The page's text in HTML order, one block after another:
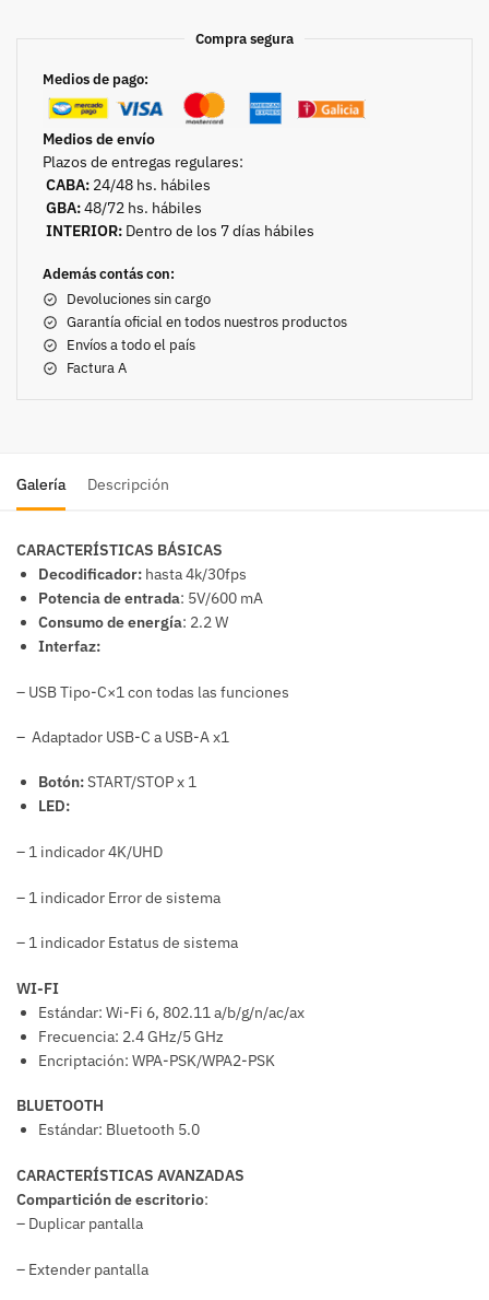
Compra segura
Medios de pago:
Medios de envío
Plazos de entregas regulares:
CABA: 24/48 hs. hábiles
GBA:48/72 hs. hábiles
INTERIOR:Dentro de los 7 días hábiles
Además contás con:
Devoluciones sin cargo
Garantía oficial en todos nuestros productos
Envíos a todo el país
Factura A
Galería Descripción
CARACTERÍSTICAS BÁSICAS
Decodificador: hasta 4k/30fps
Potencia de entrada: 5V/600 mA
Consumo de energía: 2.2 W
Interfaz:
– USB Tipo-C×1 con todas las funciones
– Adaptador USB-C a USB-A x1
Botón:START/STOP x 1
LED:
– 1 indicador 4K/UHD
– 1 indicador Error de sistema
– 1 indicador Estatus de sistema
WI-FI
Estándar: Wi-Fi 6, 802.11 a/b/g/n/ac/ax
Frecuencia: 2.4 GHz/5 GHz
Encriptación: WPA-PSK/WPA2-PSK
BLUETOOTH
Estándar: Bluetooth 5.0
CARACTERÍSTICAS AVANZADAS
Compartición de escritorio:
– Duplicar pantalla
– Extender pantalla